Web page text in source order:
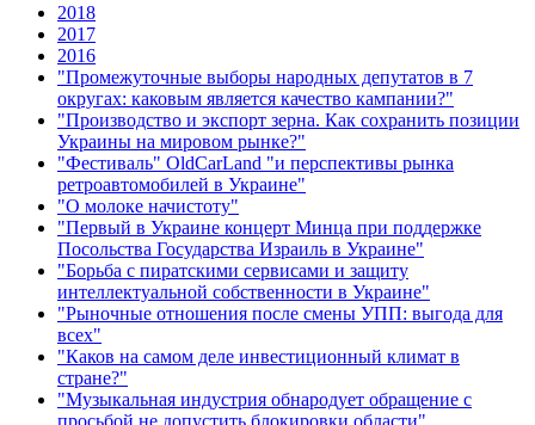
2018
2017
2016
"Промежуточные выборы народных депутатов в 7
округах: каковым является качество кампании?"
"Производство и экспорт зерна. Как сохранить позиции
Украины на мировом рынке?"
"Фестиваль" OldCarLand "и перспективы рынка
ретроавтомобилей в Украине"
"О молоке начистоту"
"Первый в Украине концерт Минца при поддержке
Посольства Государства Израиль в Украине"
"Борьба с пиратскими сервисами и защиту
интеллектуальной собственности в Украине"
"Рыночные отношения после смены УПП: выгода для
всех"
"Каков на самом деле инвестиционный климат в
стране?"
"Музыкальная индустрия обнародует обращение с
просьбой не допустить блокировки области"